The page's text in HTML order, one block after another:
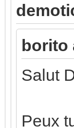
borito
Salut
Peux